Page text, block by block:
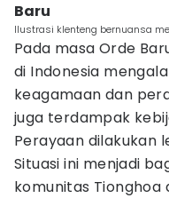
Baru
Ilustrasi klenteng bernuansa
Pada masa Orde
di Indonesia
keagamaan dan
juga terdampak
Perayaan dilakukan
Situasi ini menjadi
komunitas Tionghoa